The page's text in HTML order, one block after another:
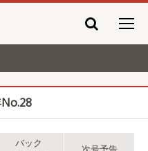
バック